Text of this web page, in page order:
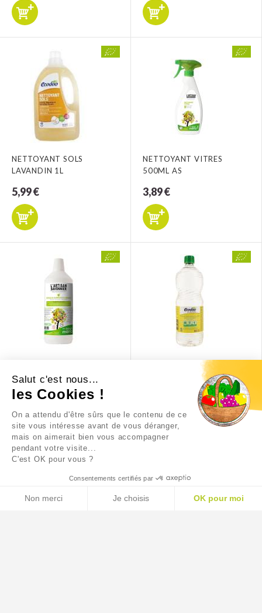
Salut c'est nous...
les Cookies !
On a attendu d'être sûrs que le contenu de ce
site vous intéresse avant de vous déranger,
mais on aimerait bien vous accompagner
pendant votre visite...
C'est OK pour vous ?
Consentements certifiés par
Non merci Je choisis OK pour moi
NETTOYANT SOLS
LAVANDIN 1L
5,99 €
NETTOYANT VITRES
500ML AS
3,89 €
4,53 €
VINAIGRE CONCENTRE